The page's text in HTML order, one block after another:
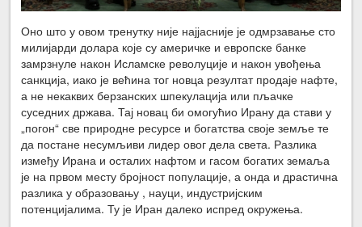
Оно што у овом тренутку није најјасније је одмрзавање сто
милијарди долара које су америчке и европске банке
замрзнуле након Исламске револуције и након увођења
санкција, иако је већина тог новца резултат продаје нафте,
а не некаквих берзанских шпекулација или пљачке
суседних држава. Тај новац би омогућио Ирану да стави у
„погон“ све природне ресурсе и богатства своје земље те
да постане несумљиви лидер овог дела света. Разлика
између Ирана и осталих нафтом и гасом богатих земаља
је на првом месту бројност популације, а онда и драстична
разлика у образовању , науци, индустријским
потенцијалима. Ту је Иран далеко испред окружења.